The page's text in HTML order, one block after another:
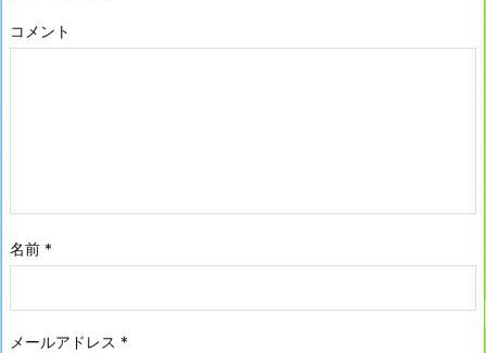
コメント
名前 *
メールアドレス *